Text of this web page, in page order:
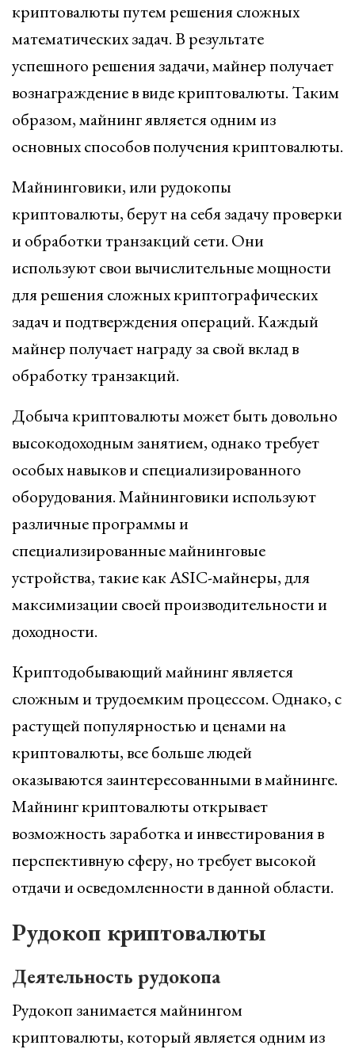
криптовалюты путем решения сложных
математических задач. В результате
успешного решения задачи, майнер получает
вознаграждение в виде криптовалюты. Таким
образом, майнинг является одним из
основных способов получения криптовалюты.
Майнинговики, или рудокопы
криптовалюты, берут на себя задачу проверки
и обработки транзакций сети. Они
используют свои вычислительные мощности
для решения сложных криптографических
задач и подтверждения операций. Каждый
майнер получает награду за свой вклад в
обработку транзакций.
Добыча криптовалюты может быть довольно
высокодоходным занятием, однако требует
особых навыков и специализированного
оборудования. Майнинговики используют
различные программы и
специализированные майнинговые
устройства, такие как ASIC-майнеры, для
максимизации своей производительности и
доходности.
Криптодобывающий майнинг является
сложным и трудоемким процессом. Однако, с
растущей популярностью и ценами на
криптовалюты, все больше людей
оказываются заинтересованными в майнинге.
Майнинг криптовалюты открывает
возможность заработка и инвестирования в
перспективную сферу, но требует высокой
отдачи и осведомленности в данной области.
Рудокоп криптовалюты
Деятельность рудокопа
Рудокоп занимается майнингом
криптовалюты, который является одним из